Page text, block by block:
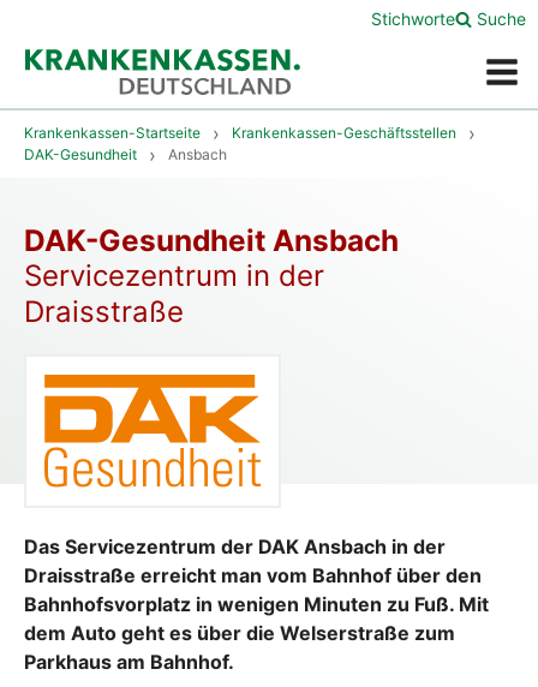
Menü
Stichworte Suche
Krankenkassen-Startseite
Krankenkassen-Geschäftsstellen
DAK-Gesundheit
Ansbach
DAK-Gesundheit Ansbach
Servicezentrum in der
Draisstraße
Das Servicezentrum der DAK Ansbach in der
Draisstraße erreicht man vom Bahnhof über den
Bahnhofsvorplatz in wenigen Minuten zu Fuß. Mit
dem Auto geht es über die Welserstraße zum
Parkhaus am Bahnhof.